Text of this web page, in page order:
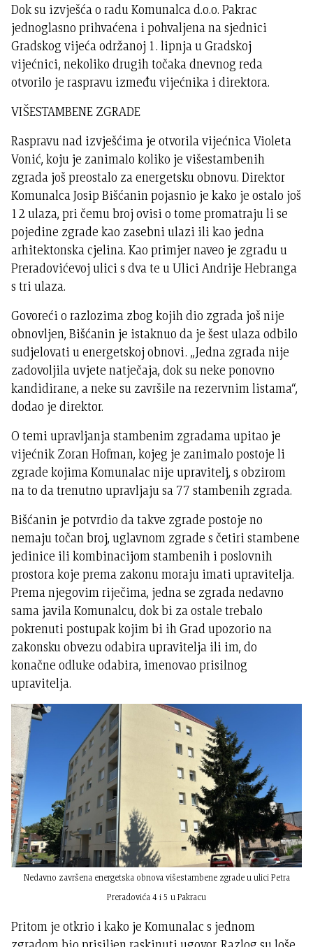
Dok su izvješća o radu Komunalca d.o.o. Pakrac
jednoglasno prihvaćena i pohvaljena na sjednici
Gradskog vijeća održanoj 1. lipnja u Gradskoj
vijećnici, nekoliko drugih točaka dnevnog reda
otvorilo je raspravu između vijećnika i direktora.
VIŠESTAMBENE ZGRADE
Raspravu nad izvješćima je otvorila vijećnica Violeta
Vonić, koju je zanimalo koliko je višestambenih
zgrada još preostalo za energetsku obnovu. Direktor
Komunalca Josip Bišćanin pojasnio je kako je ostalo još
12 ulaza, pri čemu broj ovisi o tome promatraju li se
pojedine zgrade kao zasebni ulazi ili kao jedna
arhitektonska cjelina. Kao primjer naveo je zgradu u
Preradovićevoj ulici s dva te u Ulici Andrije Hebranga
s tri ulaza.
Govoreći o razlozima zbog kojih dio zgrada još nije
obnovljen, Bišćanin je istaknuo da je šest ulaza odbilo
sudjelovati u energetskoj obnovi. „Jedna zgrada nije
zadovoljila uvjete natječaja, dok su neke ponovno
kandidirane, a neke su završile na rezervnim listama“,
dodao je direktor.
O temi upravljanja stambenim zgradama upitao je
vijećnik Zoran Hofman, kojeg je zanimalo postoje li
zgrade kojima Komunalac nije upravitelj, s obzirom
na to da trenutno upravljaju sa 77 stambenih zgrada.
Bišćanin je potvrdio da takve zgrade postoje no
nemaju točan broj, uglavnom zgrade s četiri stambene
jedinice ili kombinacijom stambenih i poslovnih
prostora koje prema zakonu moraju imati upravitelja.
Prema njegovim riječima, jedna se zgrada nedavno
sama javila Komunalcu, dok bi za ostale trebalo
pokrenuti postupak kojim bi ih Grad upozorio na
zakonsku obvezu odabira upravitelja ili im, do
konačne odluke odabira, imenovao prisilnog
upravitelja.
Nedavno završena energetska obnova višestambene zgrade u ulici Petra
Preradovića 4 i 5 u Pakracu
Pritom je otkrio i kako je Komunalac s jednom